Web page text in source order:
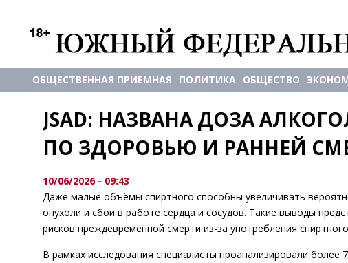
ОБЩЕСТВЕННАЯ ПРИЕМНАЯ ПОЛИТИКА ОБЩЕСТВО
JSAD: НАЗВАНА ДОЗА
ПО ЗДОРОВЬЮ И РАННЕЙ
10/06/2026 - 09:43
Даже малые объёмы спиртного способны увеличивать
опухоли и сбои в работе сердца и сосудов. Такие выводы
рисков преждевременной смерти из-за употребления
В рамках исследования специалисты проанализировали более